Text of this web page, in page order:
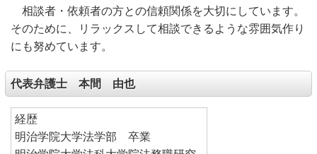
相談者・依頼者の方との信頼関係を大切にしています。
そのために、リラックスして相談できるような雰囲気作り
にも努めています。
代表弁護士 本間 由也
経歴
明治学院大学法学部 卒業